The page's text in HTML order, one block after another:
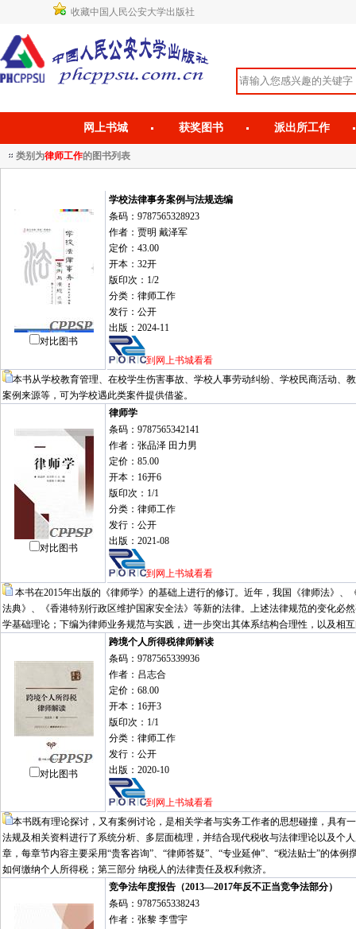
收藏中国人民公安大学出版社
网上书城 获奖图书 派出所工作
类别为律师工作的图书列表
对比图书
学校法律事务案例与法规选编
条码：9787565328923
作者：贾明 戴泽军
定价：43.00
开本：32开
版印次：1/2
分类：律师工作
发行：公开
出版：2024-11
到网上书城看看
本书从学校教育管理、在校学生伤害事故、学校人事劳动纠纷、学校民商活动
案例来源等，可为学校遇此类案件提供借鉴。
对比图书
律师学
条码：9787565342141
作者：张品泽 田力男
定价：85.00
开本：16开6
版印次：1/1
分类：律师工作
发行：公开
出版：2021-08
到网上书城看看
本书在2015年出版的《律师学》的基础上进行的修订。近年，我国《律师法》
法典》、《香港特别行政区维护国家安全法》等新的法律。上述法律规范的变化必
学基础理论；下编为律师业务规范与实践，进一步突出其体系结构合理性，以及相
对比图书
跨境个人所得税律师解读
条码：9787565339936
作者：吕志合
定价：68.00
开本：16开3
版印次：1/1
分类：律师工作
发行：公开
出版：2020-10
到网上书城看看
本书既有理论探讨，又有案例讨论，是相关学者与实务工作者的思想碰撞，具
法规及相关资料进行了系统分析、多层面梳理，并结合现代税收与法律理论以及个
章，每章节内容主要采用“贵客咨询”、“律师答疑”、“专业延伸”、“税法贴士”的体
如何缴纳个人所得税；第三部分 纳税人的法律责任及权利救济。
竞争法年度报告（2013—2017年反不正当竞争法部分）
条码：9787565338243
作者：张黎 李雪宇